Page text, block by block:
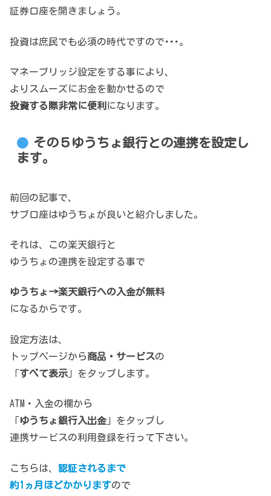
証券口座を開きましょう。
投資は庶民でも必須の時代ですので･･･。
マネーブリッジ設定をする事により、
よりスムーズにお金を動かせるので
投資する際非常に便利 になります。
その５ゆうちょ銀行との連携を設定し
ます。
前回の記事で、
サブ口座はゆうちょが良いと紹介しました。
それは、この楽天銀行と
ゆうちょの連携を設定する事で
ゆうちょ→楽天銀行への入金が無料
になるからです。
設定方法は、
トップページから商品・サービスの
「すべて表示 」をタップします。
ATM・入金の欄から
「ゆうちょ銀行入出金 」をタップし
連携サービスの利用登録を行って下さい。
こちらは、 認証されるまで
約1ヵ月ほどかかりますので